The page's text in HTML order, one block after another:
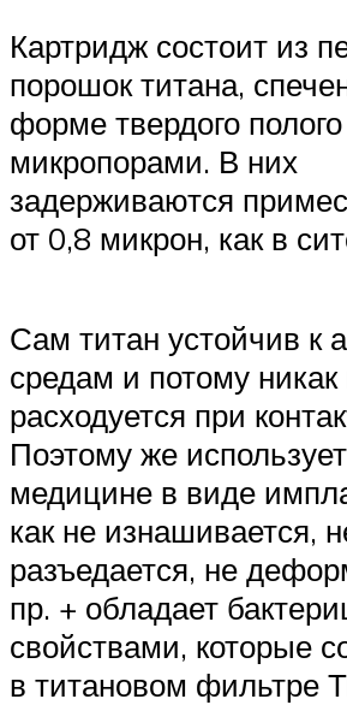
Картридж состоит из
порошок титана,
форме твердого
микропорами. В них
задерживаются
от 0,8 микрон, как в
Сам титан устойчив к
средам и потому никак
расходуется при
Поэтому же
медицине в виде
как не изнашивается,
разъедается, не
пр. + обладает
свойствами, которые
в титановом фильтре